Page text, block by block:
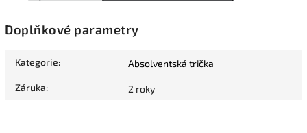
Doplňkové parametry
Kategorie: Absolventská trička
Záruka: 2 roky